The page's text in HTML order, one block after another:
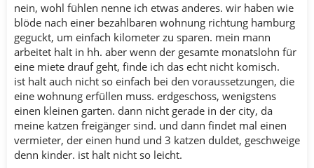
nein, wohl fühlen nenne ich etwas anderes. wir haben wie
blöde nach einer bezahlbaren wohnung richtung hamburg
geguckt, um einfach kilometer zu sparen. mein mann
arbeitet halt in hh. aber wenn der gesamte monatslohn für
eine miete drauf geht, finde ich das echt nicht komisch.
ist halt auch nicht so einfach bei den voraussetzungen, die
eine wohnung erfüllen muss. erdgeschoss, wenigstens
einen kleinen garten. dann nicht gerade in der city, da
meine katzen freigänger sind. und dann findet mal einen
vermieter, der einen hund und 3 katzen duldet, geschweige
denn kinder. ist halt nicht so leicht.